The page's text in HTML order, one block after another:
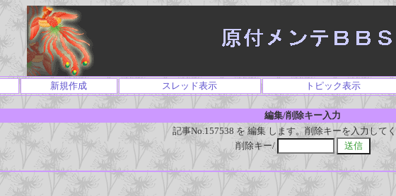
新規作成 スレッド表示 トピック表示
編集/削除キー入力
記事No.157538 を 編集 します。削除キーを入力して
削除キー/